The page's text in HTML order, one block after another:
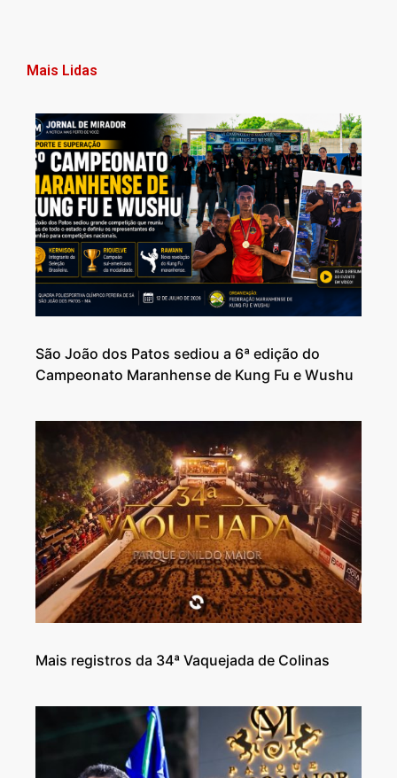
Mais Lidas
São João dos Patos sediou a 6ª edição do
Campeonato Maranhense de Kung Fu e Wushu
Mais registros da 34ª Vaquejada de Colinas